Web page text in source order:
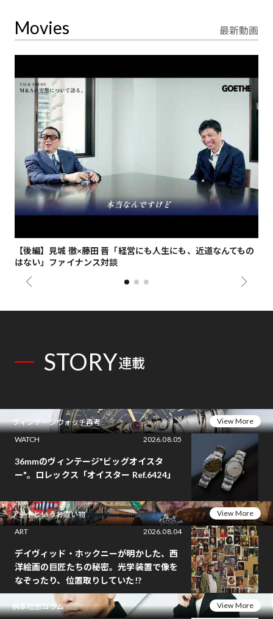
Movies 最新動画
【後編】見城 徹×藤田 晋「経営にも人生にも、近道なんてもの
はない」ファイナンス対談
STORY連載
ヴィンテージウォッチ再考
View More
WATCH
2026.08.05
36mmのヴィンテージ"ビッグオイスタ
ー"。ロレックス「オイスター Ref.6424」
アートというお買い物
View More
ART
2026.08.04
デイヴィッド・ホックニーが明かした、西
洋絵画の巨匠たちの秘密。光学装置で像を
なぞったり、位置取りしていた!?
桝本壮志コラム View More